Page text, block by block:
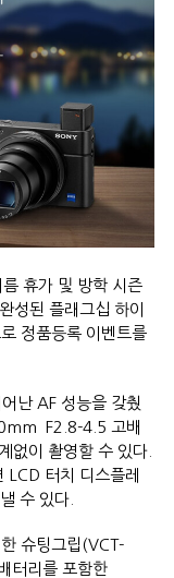
휴가 및 방학 시즌
성된 플래그십 하이
정품등록 이벤트를
난 AF 성능을 갖췄
F2.8-4.5 고배
없이 촬영할 수 있다.
LCD 터치 디스플레
수 있다.
슈팅그립(VCT-
터리를 포함한